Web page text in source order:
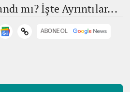
mı? İşte Ayrıntılar...
ABONE OL